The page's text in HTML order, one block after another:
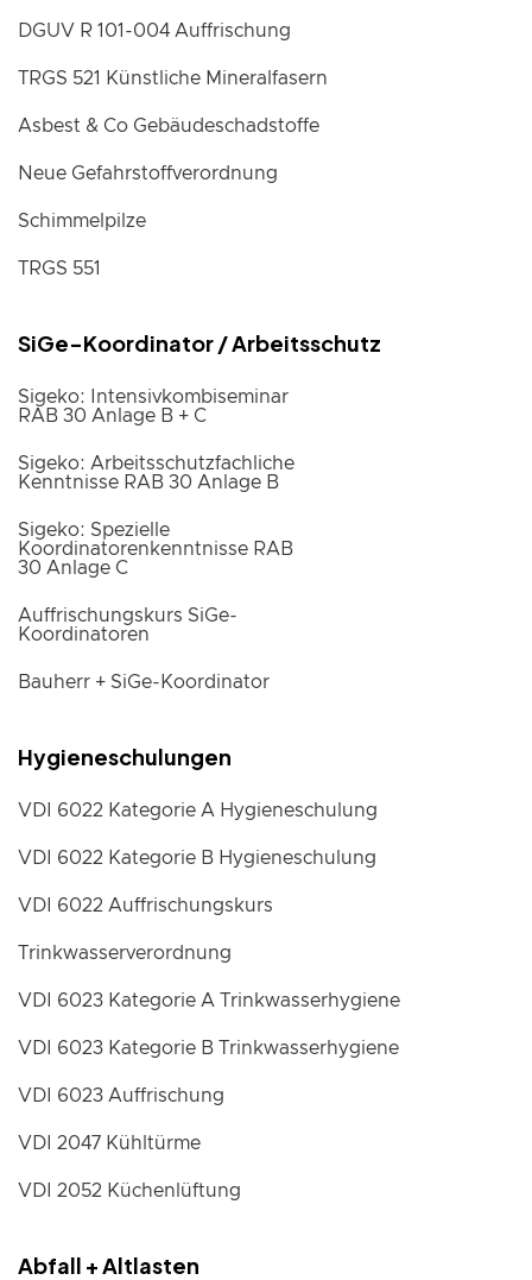
DGUV R 101-004 Auffrischung
TRGS 521 Künstliche Mineralfasern
Asbest & Co Gebäudeschadstoffe
Neue Gefahrstoffverordnung
Schimmelpilze
TRGS 551
SiGe-Koordinator / Arbeitsschutz
Sigeko: Intensivkombiseminar
RAB 30 Anlage B + C
Sigeko: Arbeitsschutzfachliche
Kenntnisse RAB 30 Anlage B
Sigeko: Spezielle
Koordinatorenkenntnisse RAB
30 Anlage C
Auffrischungskurs SiGe-
Koordinatoren
Bauherr + SiGe-Koordinator
Hygieneschulungen
VDI 6022 Kategorie A Hygieneschulung
VDI 6022 Kategorie B Hygieneschulung
VDI 6022 Auffrischungskurs
Trinkwasserverordnung
VDI 6023 Kategorie A Trinkwasserhygiene
VDI 6023 Kategorie B Trinkwasserhygiene
VDI 6023 Auffrischung
VDI 2047 Kühltürme
VDI 2052 Küchenlüftung
Abfall + Altlasten